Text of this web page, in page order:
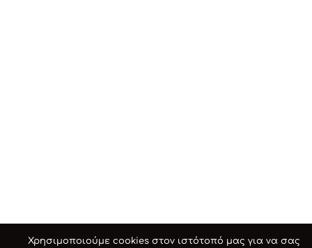
Χρησιμοποιούμε cookies στον ιστότοπό μας για να σας